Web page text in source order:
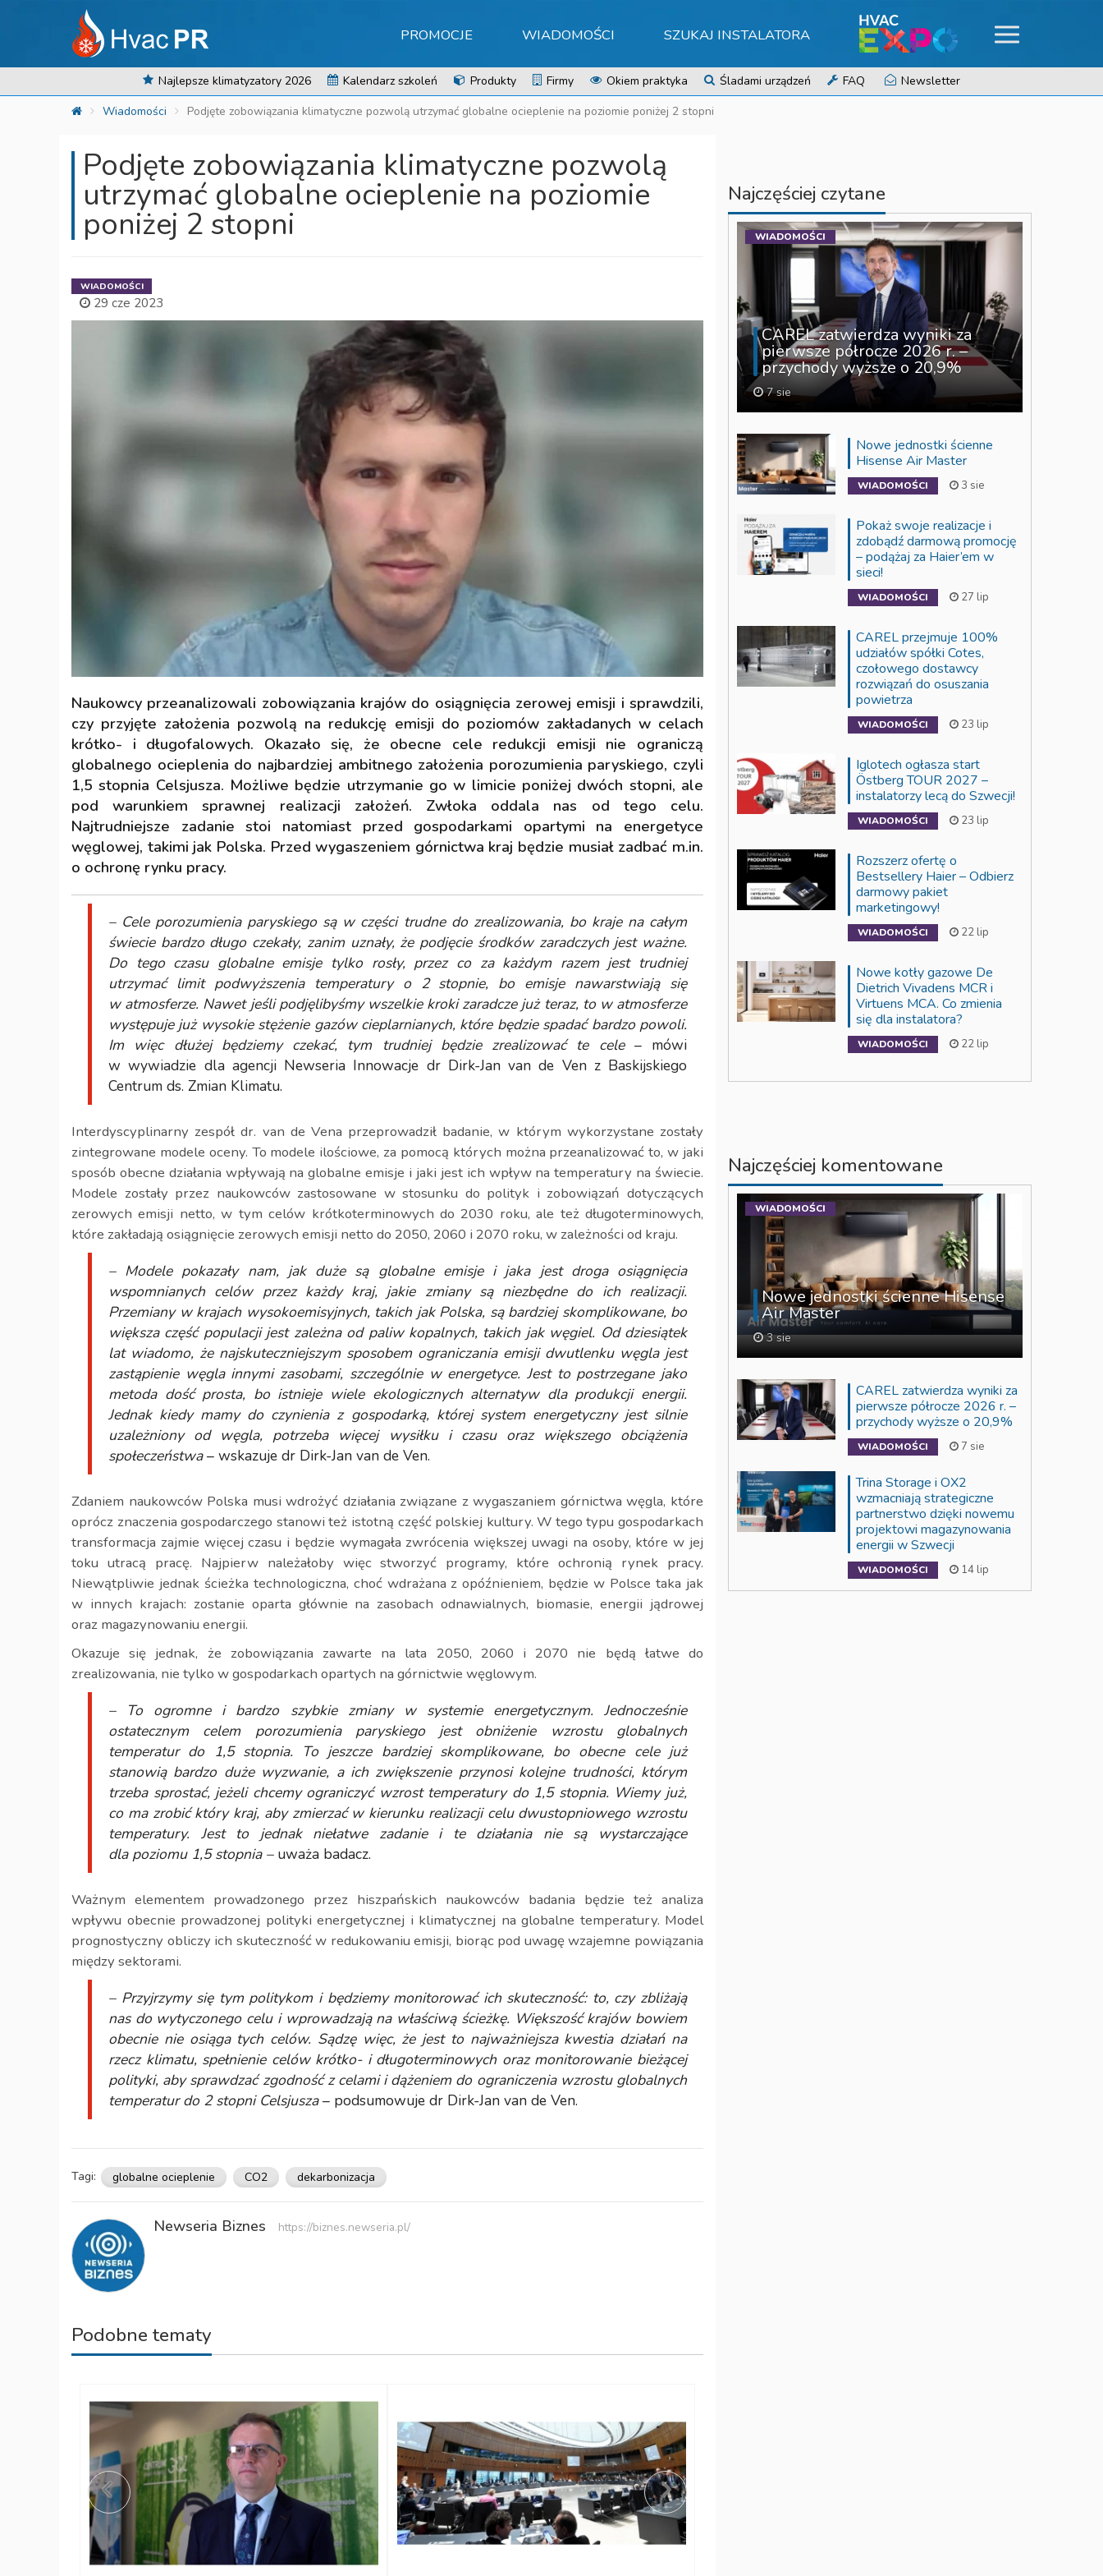
PROMOCJE WIADOMOŚCI SZUKAJ INSTALATORA
Najlepsze klimatyzatory 2026 Kalendarz szkoleń Produkty Firmy Okiem praktyka Śladami urządzeń FAQ
Newsletter
Wiadomości
Podjęte zobowiązania klimatyczne pozwolą utrzymać globalne ocieplenie na poziomie poniżej 2 stopni
Podjęte zobowiązania klimatyczne pozwolą
utrzymać globalne ocieplenie na poziomie
poniżej 2 stopni
WIADOMOŚCI
29 cze 2023
Naukowcy przeanalizowali zobowiązania krajów do osiągnięcia zerowej emisji i sprawdzili,
czy przyjęte założenia pozwolą na redukcję emisji do poziomów zakładanych w celach
krótko- i długofalowych. Okazało się, że obecne cele redukcji emisji nie ograniczą
globalnego ocieplenia do najbardziej ambitnego założenia porozumienia paryskiego, czyli
1,5 stopnia Celsjusza. Możliwe będzie utrzymanie go w limicie poniżej dwóch stopni, ale
pod warunkiem sprawnej realizacji założeń. Zwłoka oddala nas od tego celu.
Najtrudniejsze zadanie stoi natomiast przed gospodarkami opartymi na energetyce
węglowej, takimi jak Polska. Przed wygaszeniem górnictwa kraj będzie musiał zadbać m.in.
o ochronę rynku pracy.
– Cele porozumienia paryskiego są w części trudne do zrealizowania, bo kraje na całym
świecie bardzo długo czekały, zanim uznały, że podjęcie środków zaradczych jest ważne.
Do tego czasu globalne emisje tylko rosły, przez co za każdym razem jest trudniej
utrzymać limit podwyższenia temperatury o 2 stopnie, bo emisje nawarstwiają się
w atmosferze. Nawet jeśli podjęlibyśmy wszelkie kroki zaradcze już teraz, to w atmosferze
występuje już wysokie stężenie gazów cieplarnianych, które będzie spadać bardzo powoli.
Im więc dłużej będziemy czekać, tym trudniej będzie zrealizować te cele – mówi
w wywiadzie dla agencji Newseria Innowacje dr Dirk-Jan van de Ven z Baskijskiego
Centrum ds. Zmian Klimatu.
Interdyscyplinarny zespół dr. van de Vena przeprowadził badanie, w którym wykorzystane zostały
zintegrowane modele oceny. To modele ilościowe, za pomocą których można przeanalizować to, w jaki
sposób obecne działania wpływają na globalne emisje i jaki jest ich wpływ na temperatury na świecie.
Modele zostały przez naukowców zastosowane w stosunku do polityk i zobowiązań dotyczących
zerowych emisji netto, w tym celów krótkoterminowych do 2030 roku, ale też długoterminowych,
które zakładają osiągnięcie zerowych emisji netto do 2050, 2060 i 2070 roku, w zależności od kraju.
– Modele pokazały nam, jak duże są globalne emisje i jaka jest droga osiągnięcia
wspomnianych celów przez każdy kraj, jakie zmiany są niezbędne do ich realizacji.
Przemiany w krajach wysokoemisyjnych, takich jak Polska, są bardziej skomplikowane, bo
większa część populacji jest zależna od paliw kopalnych, takich jak węgiel. Od dziesiątek
lat wiadomo, że najskuteczniejszym sposobem ograniczania emisji dwutlenku węgla jest
zastąpienie węgla innymi zasobami, szczególnie w energetyce. Jest to postrzegane jako
metoda dość prosta, bo istnieje wiele ekologicznych alternatyw dla produkcji energii.
Jednak kiedy mamy do czynienia z gospodarką, której system energetyczny jest silnie
uzależniony od węgla, potrzeba więcej wysiłku i czasu oraz większego obciążenia
społeczeństwa– wskazuje dr Dirk-Jan van de Ven.
Zdaniem naukowców Polska musi wdrożyć działania związane z wygaszaniem górnictwa węgla, które
oprócz znaczenia gospodarczego stanowi też istotną część polskiej kultury. W tego typu gospodarkach
transformacja zajmie więcej czasu i będzie wymagała zwrócenia większej uwagi na osoby, które w jej
toku utracą pracę. Najpierw należałoby więc stworzyć programy, które ochronią rynek pracy.
Niewątpliwie jednak ścieżka technologiczna, choć wdrażana z opóźnieniem, będzie w Polsce taka jak
w innych krajach: zostanie oparta głównie na zasobach odnawialnych, biomasie, energii jądrowej
oraz magazynowaniu energii.
Okazuje się jednak, że zobowiązania zawarte na lata 2050, 2060 i 2070 nie będą łatwe do
zrealizowania, nie tylko w gospodarkach opartych na górnictwie węglowym.
– To ogromne i bardzo szybkie zmiany w systemie energetycznym. Jednocześnie
ostatecznym celem porozumienia paryskiego jest obniżenie wzrostu globalnych
temperatur do 1,5 stopnia. To jeszcze bardziej skomplikowane, bo obecne cele już
stanowią bardzo duże wyzwanie, a ich zwiększenie przynosi kolejne trudności, którym
trzeba sprostać, jeżeli chcemy ograniczyć wzrost temperatury do 1,5 stopnia. Wiemy już,
co ma zrobić który kraj, aby zmierzać w kierunku realizacji celu dwustopniowego wzrostu
temperatury. Jest to jednak niełatwe zadanie i te działania nie są wystarczające
dla poziomu 1,5 stopnia –uważa badacz.
Ważnym elementem prowadzonego przez hiszpańskich naukowców badania będzie też analiza
wpływu obecnie prowadzonej polityki energetycznej i klimatycznej na globalne temperatury. Model
prognostyczny obliczy ich skuteczność w redukowaniu emisji, biorąc pod uwagę wzajemne powiązania
między sektorami.
– Przyjrzymy się tym politykom i będziemy monitorować ich skuteczność: to, czy zbliżają
nas do wytyczonego celu i wprowadzają na właściwą ścieżkę. Większość krajów bowiem
obecnie nie osiąga tych celów. Sądzę więc, że jest to najważniejsza kwestia działań na
rzecz klimatu, spełnienie celów krótko- i długoterminowych oraz monitorowanie bieżącej
polityki, aby sprawdzać zgodność z celami i dążeniem do ograniczenia wzrostu globalnych
temperatur do 2 stopni Celsjusza– podsumowuje dr Dirk-Jan van de Ven.
Tagi: globalne ocieplenie CO2 dekarbonizacja
Newseria Biznes https://biznes.newseria.pl/
Podobne tematy
Najczęściej czytane
CAREL zatwierdza wyniki za
pierwsze półrocze 2026 r. –
przychody wyższe o 20,9%
7 sie
WIADOMOŚCI
Nowe jednostki ścienne
Hisense Air Master
WIADOMOŚCI 3 sie
Pokaż swoje realizacje i
zdobądź darmową promocję
– podążaj za Haier’em w
sieci!
WIADOMOŚCI 27 lip
CAREL przejmuje 100%
udziałów spółki Cotes,
czołowego dostawcy
rozwiązań do osuszania
powietrza
WIADOMOŚCI 23 lip
Iglotech ogłasza start
Östberg TOUR 2027 –
instalatorzy lecą do Szwecji!
WIADOMOŚCI 23 lip
Rozszerz ofertę o
Bestsellery Haier – Odbierz
darmowy pakiet
marketingowy!
WIADOMOŚCI 22 lip
Nowe kotły gazowe De
Dietrich Vivadens MCR i
Virtuens MCA. Co zmienia
się dla instalatora?
WIADOMOŚCI 22 lip
Najczęściej komentowane
Nowe jednostki ścienne Hisense
Air Master
3 sie
WIADOMOŚCI
CAREL zatwierdza wyniki za
pierwsze półrocze 2026 r. –
przychody wyższe o 20,9%
WIADOMOŚCI 7 sie
Trina Storage i OX2
wzmacniają strategiczne
partnerstwo dzięki nowemu
projektowi magazynowania
energii w Szwecji
WIADOMOŚCI 14 lip